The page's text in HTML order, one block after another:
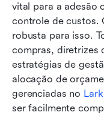
vital para a adesão
controle de custos.
robusta para isso.
compras, diretrizes
estratégias de
alocação de
gerenciadas no
ser facilmente